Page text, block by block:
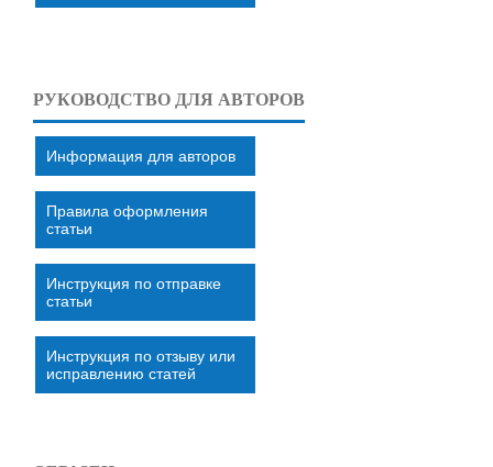
РУКОВОДСТВО ДЛЯ АВТОРОВ
Информация для авторов
Правила оформления
статьи
Инструкция по отправке
статьи
Инструкция по отзыву или
исправлению статей